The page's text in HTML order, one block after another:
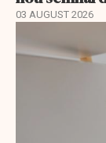
03 AUGUST 2026